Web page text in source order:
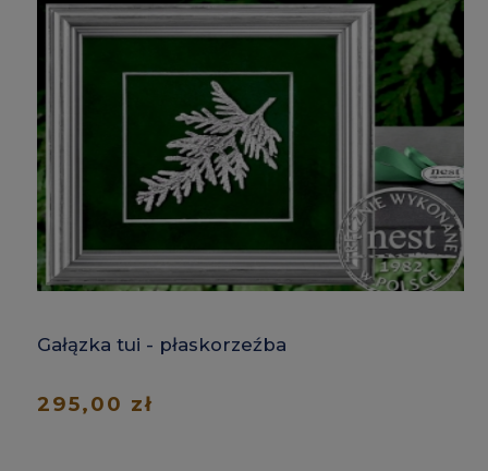
Gałązka tui - płaskorzeźba
295,00 zł